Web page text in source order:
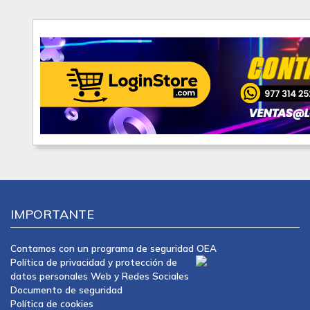
IMPORTANTE
Contamos con un programa de seguridad OEA
Política de privacidad y protección de
datos personales Web y Redes Sociales
Documento de seguridad
Política de cookies